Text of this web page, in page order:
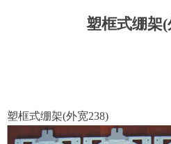
塑框式绷架(
塑框式绷架(外宽238)